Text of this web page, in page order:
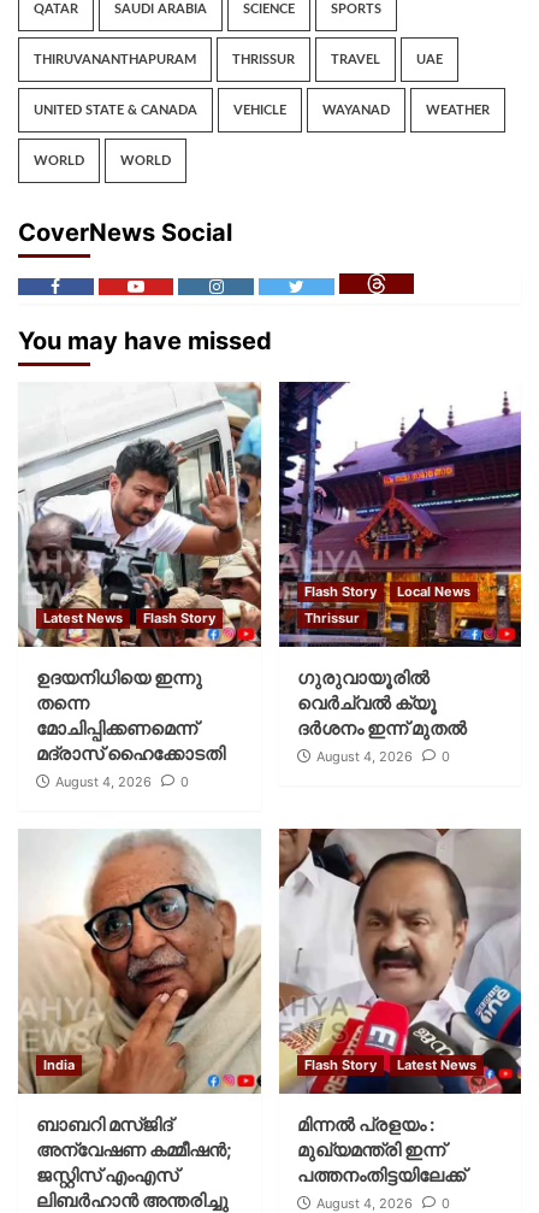
QATAR SAUDI ARABIA SCIENCE SPORTS
THIRUVANANTHAPURAM THRISSUR TRAVEL UAE
UNITED STATE & CANADA VEHICLE WAYANAD WEATHER
WORLD WORLD
CoverNews Social
You may have missed
Latest News Flash Story
ഉദയനിധിയെ ഇന്നു
തന്നെ
മോചിപ്പിക്കണമെന്ന്
മദ്രാസ് ഹൈക്കോടതി
August 4, 2026 0
Flash Story
Local News
Thrissur
ഗുരുവായൂരില്‍
വെര്‍ച്വല്‍ ക്യൂ
ദര്‍ശനം ഇന്ന് മുതല്‍
August 4, 2026 0
India
ബാബറി മസ്ജിദ്
അന്വേഷണ കമ്മീഷന്‍;
ജസ്റ്റിസ് എംഎസ്
ലിബര്‍ഹാന്‍ അന്തരിച്ചു
Flash Story Latest News
മിന്നല്‍ പ്രളയം :
മുഖ്യമന്ത്രി ഇന്ന്
പത്തനംതിട്ടയിലേക്ക്
August 4, 2026 0